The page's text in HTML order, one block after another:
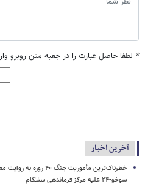
* لطفا حاصل عبارت را در جعبه متن روبرو
آخرین اخبار
خطرناک‌ترین مأموریت
سوخو-۲۴ علیه مرکز فرماندهی سنتکام